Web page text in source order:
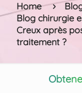
Home
Blog chirurgie
Creux après
traitement ?